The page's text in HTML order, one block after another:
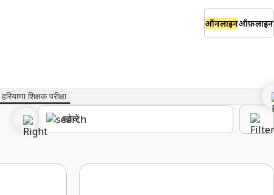
ऑनलाइनऑफ़लाइन
हरियाणा शिक्षक परीक्षा